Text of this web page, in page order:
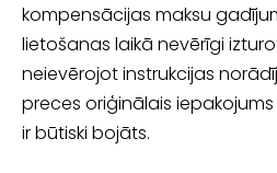
kompensācijas maksu
lietošanas laikā nevērīgi
neievērojot instrukcijas
preces oriģinālais
ir būtiski bojāts.